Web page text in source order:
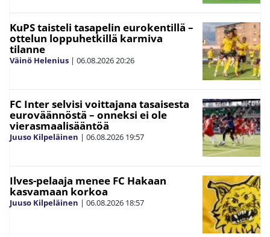
KuPS taisteli tasapelin eurokentillä –
ottelun loppuhetkillä karmiva
tilanne
Väinö Helenius | 06.08.202620:26
FC Inter selvisi voittajana tasaisesta
euroväännöstä – onneksi ei ole
vierasmaalisääntöä
Juuso Kilpeläinen | 06.08.2026 19:57
Ilves-pelaaja menee FC Hakaan
kasvamaan korkoa
Juuso Kilpeläinen | 06.08.2026 18:57